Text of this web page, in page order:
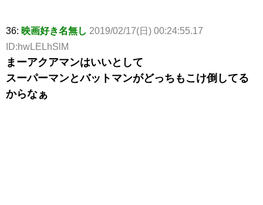
36: 映画好き名無し 2019/02/17(日) 00:24:55.17
ID:hwLELhSlM
まーアクアマンはいいとして
スーパーマンとバットマンがどっちもこけ倒してる
からなぁ